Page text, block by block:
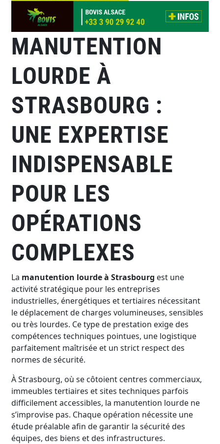
MANUTENTION
LOURDE À
STRASBOURG :
UNE EXPERTISE
INDISPENSABLE
POUR LES
OPÉRATIONS
COMPLEXES
La manutention lourde à Strasbourg est une
activité stratégique pour les entreprises
industrielles, énergétiques et tertiaires nécessitant
le déplacement de charges volumineuses, sensibles
ou très lourdes. Ce type de prestation exige des
compétences techniques pointues, une logistique
parfaitement maîtrisée et un strict respect des
normes de sécurité.
À Strasbourg, où se côtoient centres commerciaux,
immeubles tertiaires et sites techniques parfois
difficilement accessibles, la manutention lourde ne
s’improvise pas. Chaque opération nécessite une
étude préalable afin de garantir la sécurité des
équipes, des biens et des infrastructures.